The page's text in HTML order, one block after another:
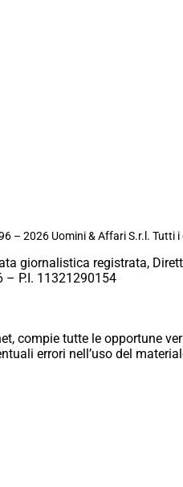
– 2026 Uomini & Affari S.r.l. Tutti
giornalistica registrata,
– P.I. 11321290154
compie tutte le opportune
errori nell’uso del